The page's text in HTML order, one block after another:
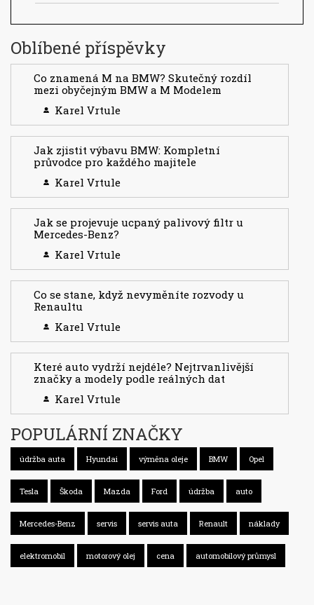
Oblíbené příspěvky
Co znamená M na BMW? Skutečný rozdíl
mezi obyčejným BMW a M Modelem
Karel Vrtule
Jak zjistit výbavu BMW: Kompletní
průvodce pro každého majitele
Karel Vrtule
Jak se projevuje ucpaný palivový filtr u
Mercedes-Benz?
Karel Vrtule
Co se stane, když nevyměníte rozvody u
Renaultu
Karel Vrtule
Které auto vydrží nejdéle? Nejtrvanlivější
značky a modely podle reálných dat
Karel Vrtule
POPULÁRNÍ ZNAČKY
údržba auta Hyundai výměna oleje BMW Opel
Tesla Škoda Mazda Ford údržba auto
Mercedes-Benz servis servis auta Renault náklady
elektromobil motorový olej cena automobilový průmysl